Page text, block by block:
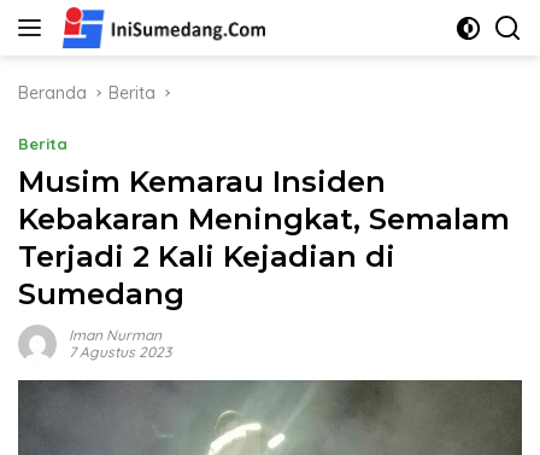
Langsung
Beranda
Berita
Berita
Musim Kemarau Insiden
Kebakaran Meningkat, Semalam
Terjadi 2 Kali Kejadian di
Sumedang
Iman Nurman
7 Agustus 2023